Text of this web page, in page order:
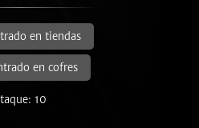
en tiendas
en cofres
10